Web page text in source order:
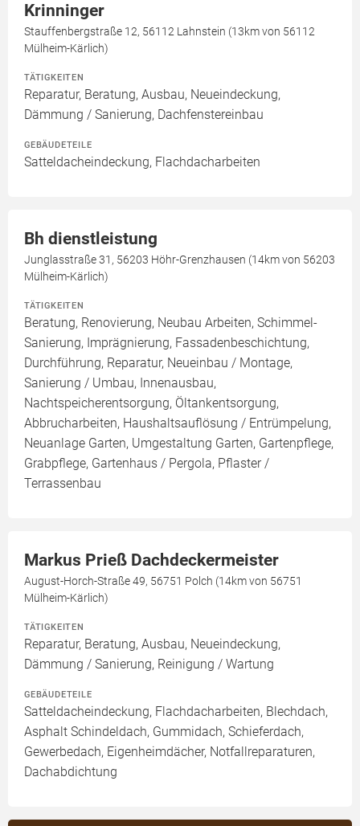
Krinninger
Stauffenbergstraße 12, 56112 Lahnstein (13km von 56112
Mülheim-Kärlich)
TÄTIGKEITEN
Reparatur, Beratung, Ausbau, Neueindeckung,
Dämmung / Sanierung, Dachfenstereinbau
GEBÄUDETEILE
Satteldacheindeckung, Flachdacharbeiten
Bh dienstleistung
Junglasstraße 31, 56203 Höhr-Grenzhausen (14km von 56203
Mülheim-Kärlich)
TÄTIGKEITEN
Beratung, Renovierung, Neubau Arbeiten, Schimmel-
Sanierung, Imprägnierung, Fassadenbeschichtung,
Durchführung, Reparatur, Neueinbau / Montage,
Sanierung / Umbau, Innenausbau,
Nachtspeicherentsorgung, Öltankentsorgung,
Abbrucharbeiten, Haushaltsauflösung / Entrümpelung,
Neuanlage Garten, Umgestaltung Garten, Gartenpflege,
Grabpflege, Gartenhaus / Pergola, Pflaster /
Terrassenbau
Markus Prieß Dachdeckermeister
August-Horch-Straße 49, 56751 Polch (14km von 56751
Mülheim-Kärlich)
TÄTIGKEITEN
Reparatur, Beratung, Ausbau, Neueindeckung,
Dämmung / Sanierung, Reinigung / Wartung
GEBÄUDETEILE
Satteldacheindeckung, Flachdacharbeiten, Blechdach,
Asphalt Schindeldach, Gummidach, Schieferdach,
Gewerbedach, Eigenheimdächer, Notfallreparaturen,
Dachabdichtung